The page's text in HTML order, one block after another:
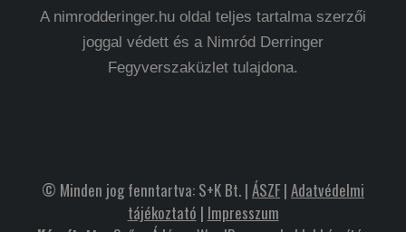
A nimrodderinger.hu oldal teljes tartalma szerzői
joggal védett és a Nimród Derringer
Fegyverszaküzlet tulajdona.
© Minden jog fenntartva: S+K Bt. | ÁSZF| Adatvédelmi
tájékoztató | Impresszum